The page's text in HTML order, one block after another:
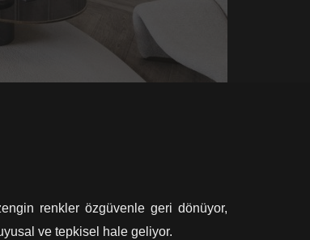
renkler özgüvenle geri dönüyor,
ve tepkisel hale geliyor.